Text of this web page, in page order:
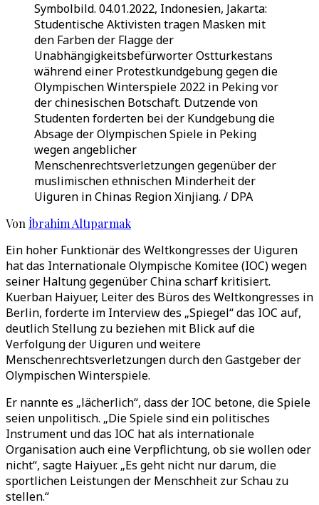
Symbolbild. 04.01.2022, Indonesien, Jakarta:
Studentische Aktivisten tragen Masken mit
den Farben der Flagge der
Unabhängigkeitsbefürworter Ostturkestans
während einer Protestkundgebung gegen die
Olympischen Winterspiele 2022 in Peking vor
der chinesischen Botschaft. Dutzende von
Studenten forderten bei der Kundgebung die
Absage der Olympischen Spiele in Peking
wegen angeblicher
Menschenrechtsverletzungen gegenüber der
muslimischen ethnischen Minderheit der
Uiguren in Chinas Region Xinjiang. / DPA
Von İbrahim Altıparmak
Ein hoher Funktionär des Weltkongresses der Uiguren
hat das Internationale Olympische Komitee (IOC) wegen
seiner Haltung gegenüber China scharf kritisiert.
Kuerban Haiyuer, Leiter des Büros des Weltkongresses in
Berlin, forderte im Interview des „Spiegel“ das IOC auf,
deutlich Stellung zu beziehen mit Blick auf die
Verfolgung der Uiguren und weitere
Menschenrechtsverletzungen durch den Gastgeber der
Olympischen Winterspiele.
Er nannte es „lächerlich“, dass der IOC betone, die Spiele
seien unpolitisch. „Die Spiele sind ein politisches
Instrument und das IOC hat als internationale
Organisation auch eine Verpflichtung, ob sie wollen oder
nicht“, sagte Haiyuer. „Es geht nicht nur darum, die
sportlichen Leistungen der Menschheit zur Schau zu
stellen.“